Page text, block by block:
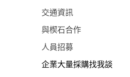
交通資訊
與楔石合作
人員招募
企業大量採購找我談